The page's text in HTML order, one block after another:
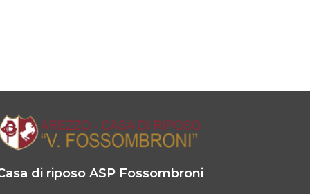
di riposo ASP Fossombroni